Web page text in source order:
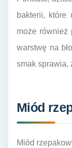
bakterii, które
może również
warstwę na
smak sprawia,
Miód
Miód